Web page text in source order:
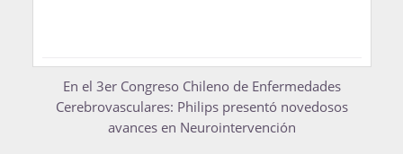
En el 3er Congreso Chileno de Enfermedades
Cerebrovasculares: Philips presentó novedosos
avances en Neurointervención